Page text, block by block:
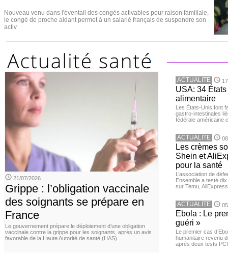
Nouveau venu dans l'éventail des congés activables pour raison familiale,
le congé de proche aidant permet à un salarié français de suspendre son
activ
21/07/2026
Grippe : l’obligation vaccinale
des soignants se prépare en
France
Le gouvernement prépare le déploiement d’une obligation
vaccinale contre la grippe pour les soignants, après un avis
favorable de la Haute Autorité de santé (HAS).
ACTUALITE
USA: 34
alimentaire
Les États-Unis font
gastro-intestinales
fédérale américaine
ACTUALITE
Les crèmes
Shein et
pour la santé
L’association de
Ensemble a testé
sur Temu,
ACTUALITE
Ebola : Le
guéri »
Le premier cas
humanitaire revenu
après deux tests